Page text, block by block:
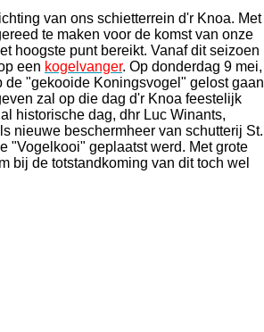
van ons schietterrein d'r Knoa. Met
te maken voor de komst van onze
hoogste punt bereikt. Vanaf dit seizoen
een kogelvanger. Op donderdag 9 mei,
de "gekooide Koningsvogel" gelost gaan
zal op die dag d'r Knoa feestelijk
historische dag, dhr Luc Winants,
nieuwe beschermheer van schutterij St.
"Vogelkooi" geplaatst werd. Met grote
bij de totstandkoming van dit toch wel